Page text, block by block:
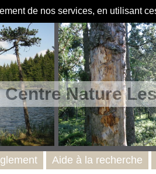
de nos services, en utilisant
Nature
Aide à la recherche